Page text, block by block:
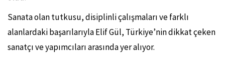
Sanata olan tutkusu, disiplinli çalışmaları ve farklı
alanlardaki başarılarıyla Elif Gül, Türkiye’nin dikkat çeken
sanatçı ve yapımcıları arasında yer alıyor.